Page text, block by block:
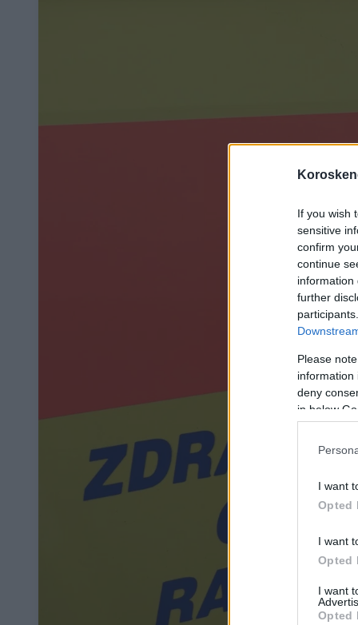
If you wish
sensitive
confirm
continue
information
further
Please
information
deny
in below
I want
Opted
I want
Opted
I want
Opted